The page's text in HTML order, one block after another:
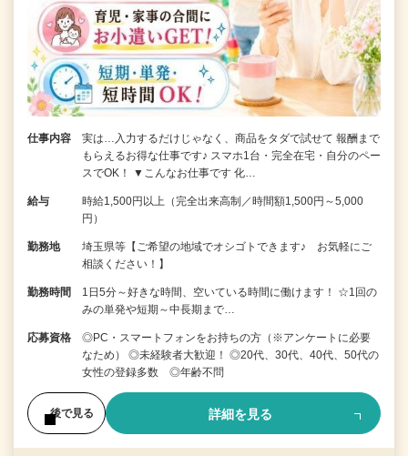
仕事内容
実は…入力するだけじゃなく、商品をタダで試せて 報酬まで
もらえるお得な仕事です♪ スマホ1台・完全在宅・自分のペー
スでOK！ ▼こんなお仕事です 化…
給与
時給1,500円以上（完全出来高制／時間額1,500円～5,000
円）
勤務地
埼玉県等【ご希望の地域でオシゴトできます♪ お気軽にご
相談ください！】
勤務時間
1日5分～好きな時間、空いている時間に働けます！ ☆1回の
みの単発や短期～中長期まで…
応募資格
◎PC・スマートフォンをお持ちの方（※アンケートに必要
なため） ◎未経験者大歓迎！ ◎20代、30代、40代、50代の
女性の登録多数 ◎年齢不問
後で見る 詳細を見る